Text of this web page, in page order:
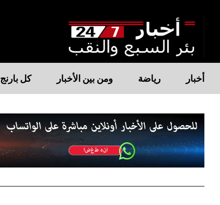
أخبار رياضة ومن بين الأخبار كل بارنج